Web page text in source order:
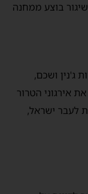
בוצע ממחנה
ג'נין ושכם,
את אירגוני הטרור
לעבר ישראל,